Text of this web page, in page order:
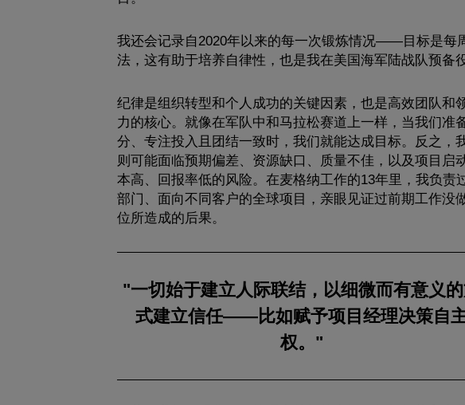
我还会记录自2020年以来的每一次锻炼情况——目标是每
法，这有助于培养自律性，也是我在美国海军陆战队预备
纪律是组织转型和个人成功的关键因素，也是高效团队和
力的核心。就像在军队中和马拉松赛道上一样，当我们准
分、专注投入且团结一致时，我们就能达成目标。反之，
则可能面临预期偏差、资源缺口、质量不佳，以及项目启
本高、回报率低的风险。在麦格纳工作的13年里，我负责
部门、面向不同客户的全球项目，亲眼见证过前期工作没
位所造成的后果。
"一切始于建立人际联结，以细微而有意义
式建立信任——比如赋予项目经理决策自
权。"